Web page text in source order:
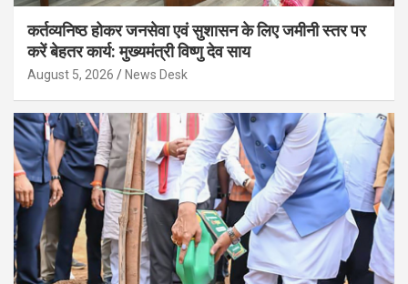
कर्तव्यनिष्ठ होकर जनसेवा एवं सुशासन के लिए जमीनी स्तर पर
करें बेहतर कार्य: मुख्यमंत्री विष्णु देव साय
August 5, 2026 News Desk